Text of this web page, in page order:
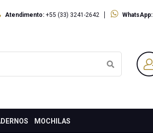
Atendimento: +55 (33) 3241-2642 WhatsApp:
MOCHILAS